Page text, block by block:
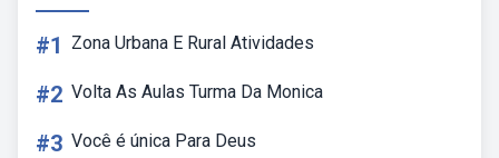
#1 Zona Urbana E Rural Atividades
#2 Volta As Aulas Turma Da Monica
#3 Você é única Para Deus